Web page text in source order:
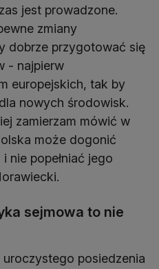
jest prowadzone.
zmiany
dobrze przygotować się
- najpierw
europejskich, tak by
nowych środowisk.
zamierzam mówić w
może dogonić
nie popełniać jego
sejmowa to nie
posiedzenia